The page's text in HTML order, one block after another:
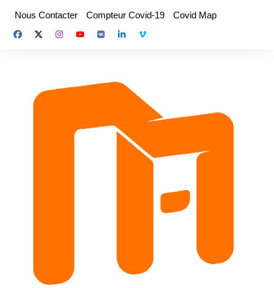
contenu
Nous Contacter Compteur Covid-19 Covid Map